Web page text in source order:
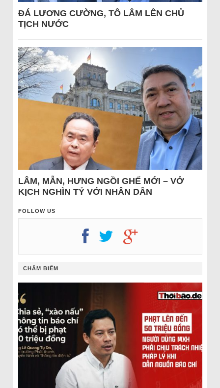
ĐÁ LƯƠNG CƯỜNG, TÔ LÂM LÊN CHỦ
TỊCH NƯỚC
LÂM, MẪN, HƯNG NGỒI GHẾ MỚI – VỞ
KỊCH NGHÌN TỶ VỚI NHÂN DÂN
FOLLOW US
CHÂM BIẾM